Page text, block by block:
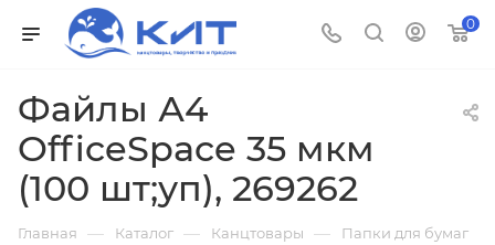
0
Файлы А4
OfficeSpace 35 мкм
(100 шт;уп), 269262
Главная — Каталог — Канцтовары — Папки для бумаг